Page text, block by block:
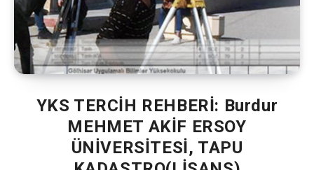
YKS TERCİH REHBERİ: Burdur
MEHMET AKİF ERSOY
ÜNİVERSİTESİ, TAPU